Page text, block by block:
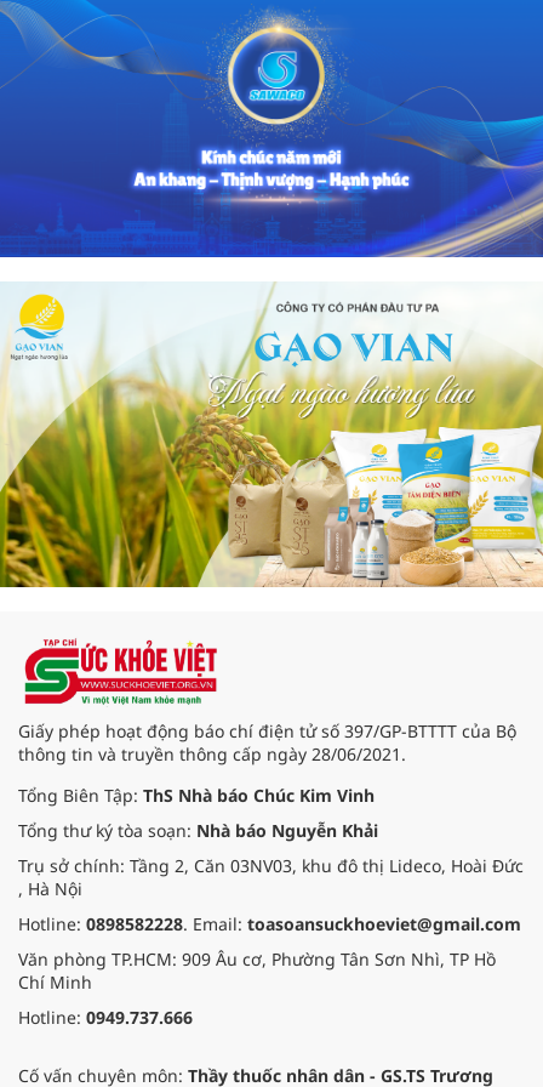
Giấy phép hoạt động báo chí điện tử số 397/GP-BTTTT của Bộ
thông tin và truyền thông cấp ngày 28/06/2021.
Tổng Biên Tập: ThS Nhà báo Chúc Kim Vinh
Tổng thư ký tòa soạn: Nhà báo Nguyễn Khải
Trụ sở chính: Tầng 2, Căn 03NV03, khu đô thị Lideco, Hoài Đức
, Hà Nội
Hotline: 0898582228. Email: toasoansuckhoeviet@gmail.com
Văn phòng TP.HCM: 909 Âu cơ, Phường Tân Sơn Nhì, TP Hồ
Chí Minh
Hotline: 0949.737.666
Cố vấn chuyên môn: Thầy thuốc nhân dân - GS.TS Trương